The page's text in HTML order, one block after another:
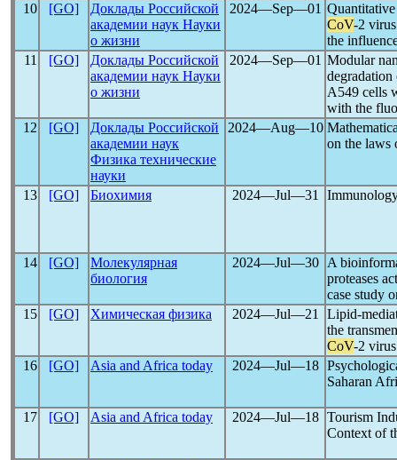
10
[GO]
Доклады Российской
академии наук Науки
о жизни
2024―Sep―01
CoV-2
the
11
[GO]
Доклады Российской
академии наук Науки
о жизни
2024―Sep―01 Modular
A549 cells
with the
12
[GO]
Доклады Российской
академии наук
Физика технические
науки
2024―Aug―10
on the laws
13 [GO] Биохимия 2024―Jul―31
14 [GO]
Молекулярная
биология
2024―Jul―30
A
proteases
case study
15
[GO] Химическая физика 2024―Jul―21
Lipid-
the
CoV-2 virus
16
[GO] Asia and Africa today 2024―Jul―18
Saharan
17 [GO] Asia and Africa today 2024―Jul―18 Tourism
Context of